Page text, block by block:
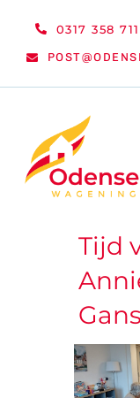
0317 358 711
WELKOM
ORGANISATIE
Tijd